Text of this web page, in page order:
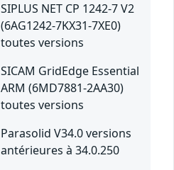
SIPLUS NET CP 1242-7 V2
(6AG1242-7KX31-7XE0)
toutes versions
SICAM GridEdge Essential
ARM (6MD7881-2AA30)
toutes versions
Parasolid V34.0 versions
antérieures à 34.0.250